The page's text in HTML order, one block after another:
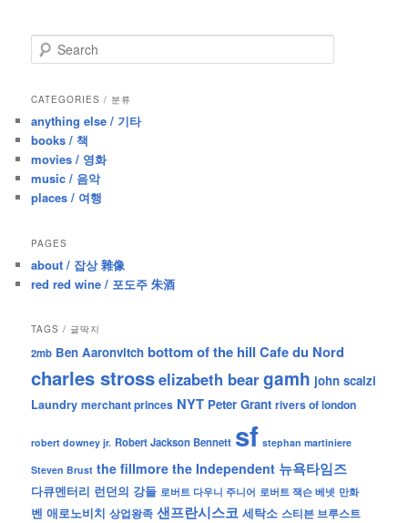
e
r
h
CATEGORIES / 분류
anything else / 기타
books / 책
movies / 영화
music / 음악
places / 여행
PAGES
about / 잡상 雜像
red red wine / 포도주 朱酒
TAGS / 글딱지
2mb Ben Aaronvitch bottom of the hill Cafe du Nord
charles strosselizabeth beargamh john scalzi
Laundry merchant princes NYT Peter Grant rivers of london
robert downey jr. Robert Jackson Bennett sf stephan martiniere
Steven Brust the fillmore the Independent 뉴욕타임즈
다큐멘터리 런던의 강들 로버트 다우니 주니어 로버트 잭슨 베넷 만화
벤 애로노비치 상업왕족 샌프란시스코 세탁소 스티븐 브루스트